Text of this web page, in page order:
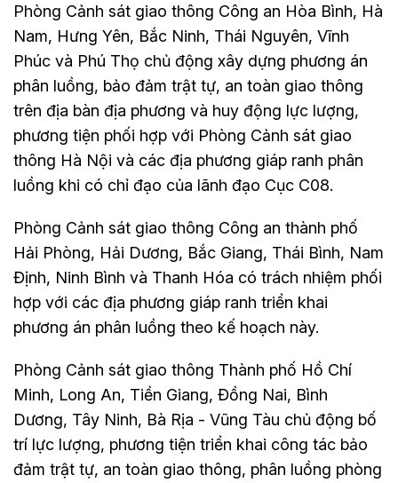
Phòng Cảnh sát giao thông Công an Hòa Bình, Hà
Nam, Hưng Yên, Bắc Ninh, Thái Nguyên, Vĩnh
Phúc và Phú Thọ chủ động xây dựng phương án
phân luồng, bảo đảm trật tự, an toàn giao thông
trên địa bàn địa phương và huy động lực lượng,
phương tiện phối hợp với Phòng Cảnh sát giao
thông Hà Nội và các địa phương giáp ranh phân
luồng khi có chỉ đạo của lãnh đạo Cục C08.
Phòng Cảnh sát giao thông Công an thành phố
Hải Phòng, Hải Dương, Bắc Giang, Thái Bình, Nam
Định, Ninh Bình và Thanh Hóa có trách nhiệm phối
hợp với các địa phương giáp ranh triển khai
phương án phân luồng theo kế hoạch này.
Phòng Cảnh sát giao thông Thành phố Hồ Chí
Minh, Long An, Tiền Giang, Đồng Nai, Bình
Dương, Tây Ninh, Bà Rịa - Vũng Tàu chủ động bố
trí lực lượng, phương tiện triển khai công tác bảo
đảm trật tự, an toàn giao thông, phân luồng phòng